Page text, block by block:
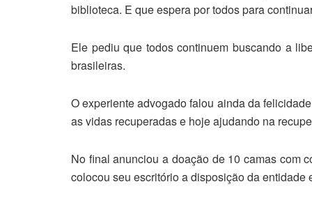
biblioteca. E que espera por todos para
Ele pediu que todos continuem buscando a
brasileiras.
O experiente advogado falou ainda da
as vidas recuperadas e hoje ajudando
No final anunciou a doação de 10 camas com
colocou seu escritório a disposição da entidade